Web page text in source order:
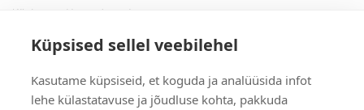
Küpsised sellel veebilehel
Kasutame küpsiseid, et koguda ja analüüsida infot
lehe külastatavuse ja jõudluse kohta, pakkuda
Küsimused ja vastused
Privaatsuspoliitika
Kontakt